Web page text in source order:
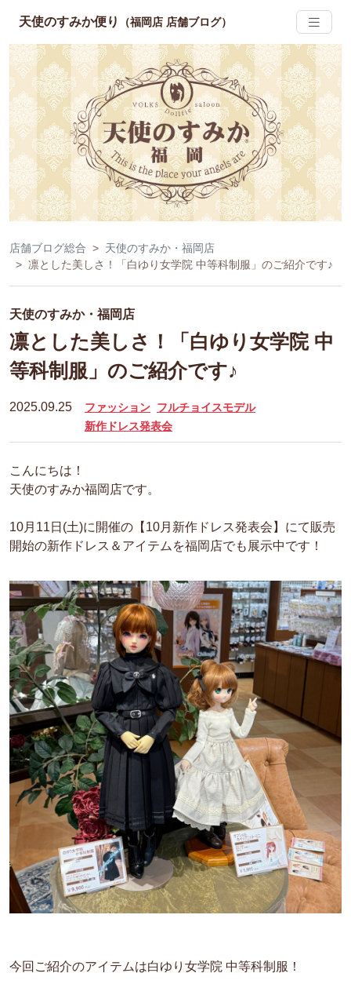
天使のすみか便り （福岡店 店舗ブログ）
店舗ブログ総合
天使のすみか・福岡店
凛とした美しさ！「白ゆり女学院 中等科制服」のご紹介です♪
天使のすみか・福岡店
凛とした美しさ！「白ゆり女学院 中
等科制服」のご紹介です♪
2025.09.25 ファッション フルチョイスモデル
新作ドレス発表会
こんにちは！
天使のすみか福岡店です。
10月11日(土)に開催の【10月新作ドレス発表会】にて販売
開始の新作ドレス＆アイテムを福岡店でも展示中です！
今回ご紹介のアイテムは白ゆり女学院 中等科制服！